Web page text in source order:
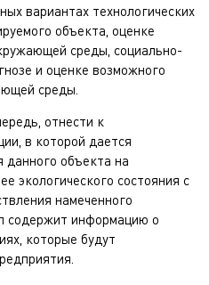
вариантах технологических
объекта, оценке
среды, социально-
и оценке возможного
среды.
отнести к
в которой дается
данного объекта на
экологического состояния с
намеченного
содержит информацию о
которые будут